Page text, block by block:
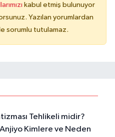
kabul etmiş bulunuyor
Yazılan yorumlardan
sorumlu tutulamaz.
Tehlikeli midir?
Kimlere ve Neden